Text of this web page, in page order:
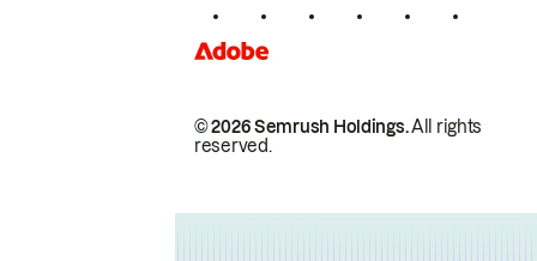
© 2026 Semrush Holdings.All rights
reserved.